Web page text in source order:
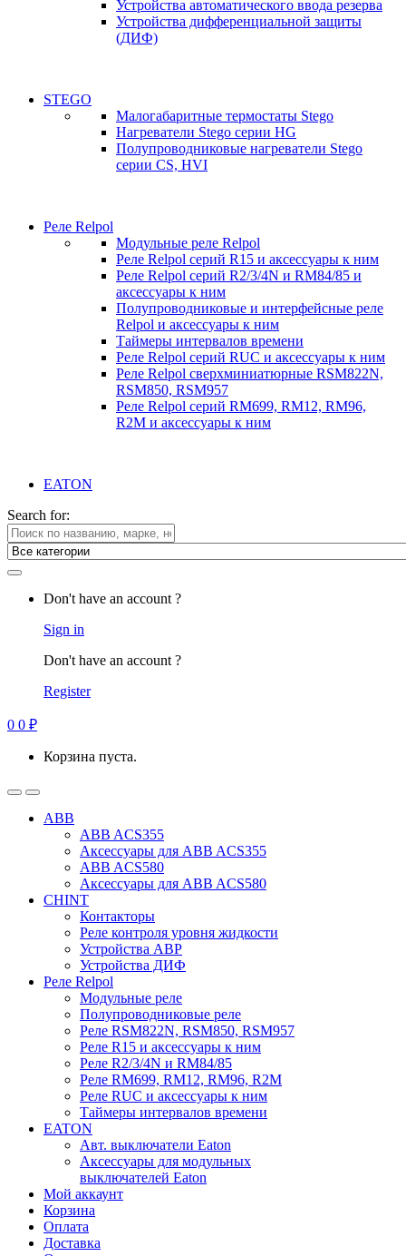
Устройства автоматического ввода резерва
Устройства дифференциальной защиты
(ДИФ)
STEGO
Малогабаритные термостаты Stego
Нагреватели Stego серии HG
Полупроводниковые нагреватели Stego
серии CS, HVI
Реле Relpol
Модульные реле Relpol
Реле Relpol серий R15 и аксессуары к ним
Реле Relpol серий R2/3/4N и RM84/85 и
аксессуары к ним
Полупроводниковые и интерфейсные реле
Relpol и аксессуары к ним
Таймеры интервалов времени
Реле Relpol серий RUC и аксессуары к ним
Реле Relpol сверхминиатюрные RSM822N,
RSM850, RSM957
Реле Relpol серий RM699, RM12, RM96,
R2M и аксессуары к ним
EATON
Search for:
Don't have an account ?
Sign in
Don't have an account ?
Register
0 0 ₽
Корзина пуста.
ABB
ABB ACS355
Аксессуары для ABB ACS355
ABB ACS580
Аксессуары для ABB ACS580
CHINT
Контакторы
Реле контроля уровня жидкости
Устройства АВР
Устройства ДИФ
Реле Relpol
Модульные реле
Полупроводниковые реле
Реле RSM822N, RSM850, RSM957
Реле R15 и аксессуары к ним
Реле R2/3/4N и RM84/85
Реле RM699, RM12, RM96, R2M
Реле RUC и аксессуары к ним
Таймеры интервалов времени
EATON
Авт. выключатели Eaton
Аксессуары для модульных
выключателей Eaton
Мой аккаунт
Корзина
Оплата
Доставка